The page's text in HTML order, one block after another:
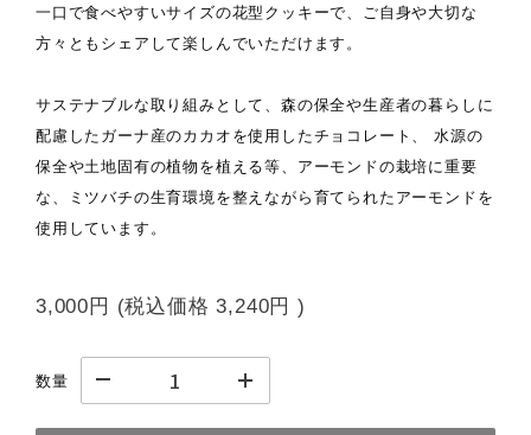
一口で食べやすいサイズの花型クッキーで、ご自身や大切な
方々ともシェアして楽しんでいただけます。
サステナブルな取り組みとして、森の保全や生産者の暮らしに
配慮したガーナ産のカカオを使用したチョコレート、 水源の
保全や土地固有の植物を植える等、アーモンドの栽培に重要
な、ミツバチの生育環境を整えながら育てられたアーモンドを
使用しています。
3,000円 (税込価格3,240円 )
数量